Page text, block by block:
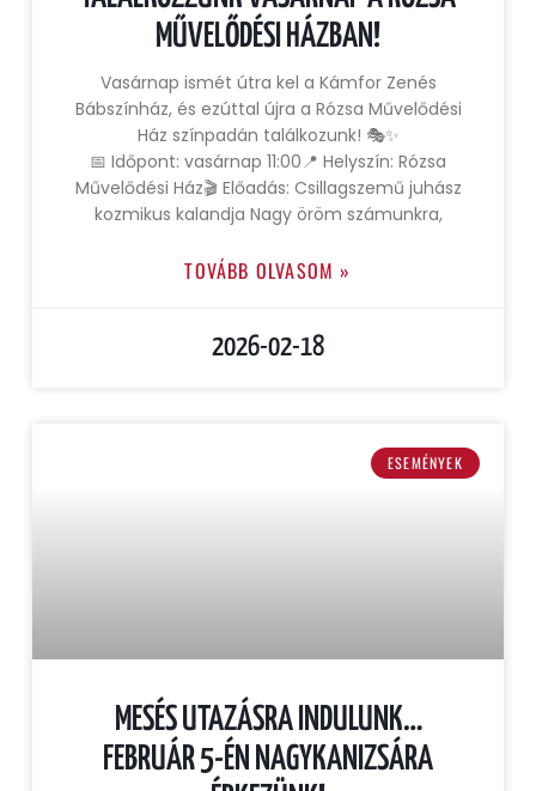
MŰVELŐDÉSI HÁZBAN!
Vasárnap ismét útra kel a Kámfor Zenés
Bábszínház, és ezúttal újra a Rózsa Művelődési
Ház színpadán találkozunk! 🎭✨
📅 Időpont: vasárnap 11:00📍 Helyszín: Rózsa
Művelődési Ház🎬 Előadás: Csillagszemű juhász
kozmikus kalandja Nagy öröm számunkra,
TOVÁBB OLVASOM »
2026-02-18
ESEMÉNYEK
MESÉS UTAZÁSRA INDULUNK…
FEBRUÁR 5-ÉN NAGYKANIZSÁRA